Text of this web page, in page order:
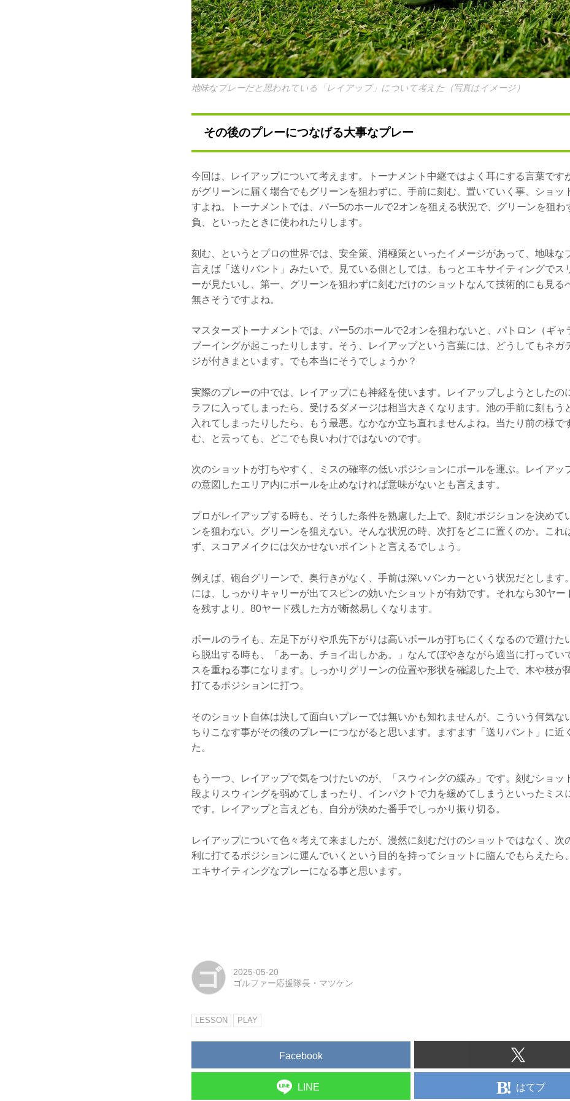
地味なプレーだと思われている「レイアップ」について考えた（写真はイメージ）
その後のプレーにつなげる大事なプレー
今回は、レイアップについて考えます。トーナメント中継ではよく耳にする言葉です
がグリーンに届く場合でもグリーンを狙わずに、手前に刻む、置いていく事、ショッ
すよね。トーナメントでは、パー5のホールで2オンを狙える状況で、グリーンを狙わ
負、といったときに使われたりします。
刻む、というとプロの世界では、安全策、消極策といったイメージがあって、地味な
言えば「送りバント」みたいで、見ている側としては、もっとエキサイティングでス
ーが見たいし、第一、グリーンを狙わずに刻むだけのショットなんて技術的にも見る
無さそうですよね。
マスターズトーナメントでは、パー5のホールで2オンを狙わないと、パトロン（ギャ
ブーイングが起こったりします。そう、レイアップという言葉には、どうしてもネガ
ジが付きまといます。でも本当にそうでしょうか？
実際のプレーの中では、レイアップにも神経を使います。レイアップしようとしたの
ラフに入ってしまったら、受けるダメージは相当大きくなります。池の手前に刻もう
入れてしまったりしたら、もう最悪。なかなか立ち直れませんよね。当たり前の様で
む、と云っても、どこでも良いわけではないのです。
次のショットが打ちやすく、ミスの確率の低いポジションにボールを運ぶ。レイアッ
の意図したエリア内にボールを止めなければ意味がないとも言えます。
プロがレイアップする時も、そうした条件を熟慮した上で、刻むポジションを決めて
ンを狙わない。グリーンを狙えない。そんな状況の時、次打をどこに置くのか。これ
ず、スコアメイクには欠かせないポイントと言えるでしょう。
例えば、砲台グリーンで、奥行きがなく、手前は深いバンカーという状況だとします
には、しっかりキャリーが出てスピンの効いたショットが有効です。それなら30ヤー
を残すより、80ヤード残した方が断然易しくなります。
ボールのライも、左足下がりや爪先下がりは高いボールが打ちにくくなるので避けた
ら脱出する時も、「あーあ、チョイ出しかあ。」なんてぼやきながら適当に打ってい
スを重ねる事になります。しっかりグリーンの位置や形状を確認した上で、木や枝が
打てるポジションに打つ。
そのショット自体は決して面白いプレーでは無いかも知れませんが、こういう何気な
ちりこなす事がその後のプレーにつながると思います。ますます「送りバント」に近
た。
もう一つ、レイアップで気をつけたいのが、「スウィングの緩み」です。刻むショッ
段よりスウィングを弱めてしまったり、インパクトで力を緩めてしまうといったミス
です。レイアップと言えども、自分が決めた番手でしっかり振り切る。
レイアップについて色々考えて来ましたが、漫然に刻むだけのショットではなく、次
利に打てるポジションに運んでいくという目的を持ってショットに臨んでもらえたら
エキサイティングなプレーになる事と思います。
ゴ
2025-05-20
ゴルファー応援隊長・マツケン
LESSON PLAY
Facebook
LINE はてブ